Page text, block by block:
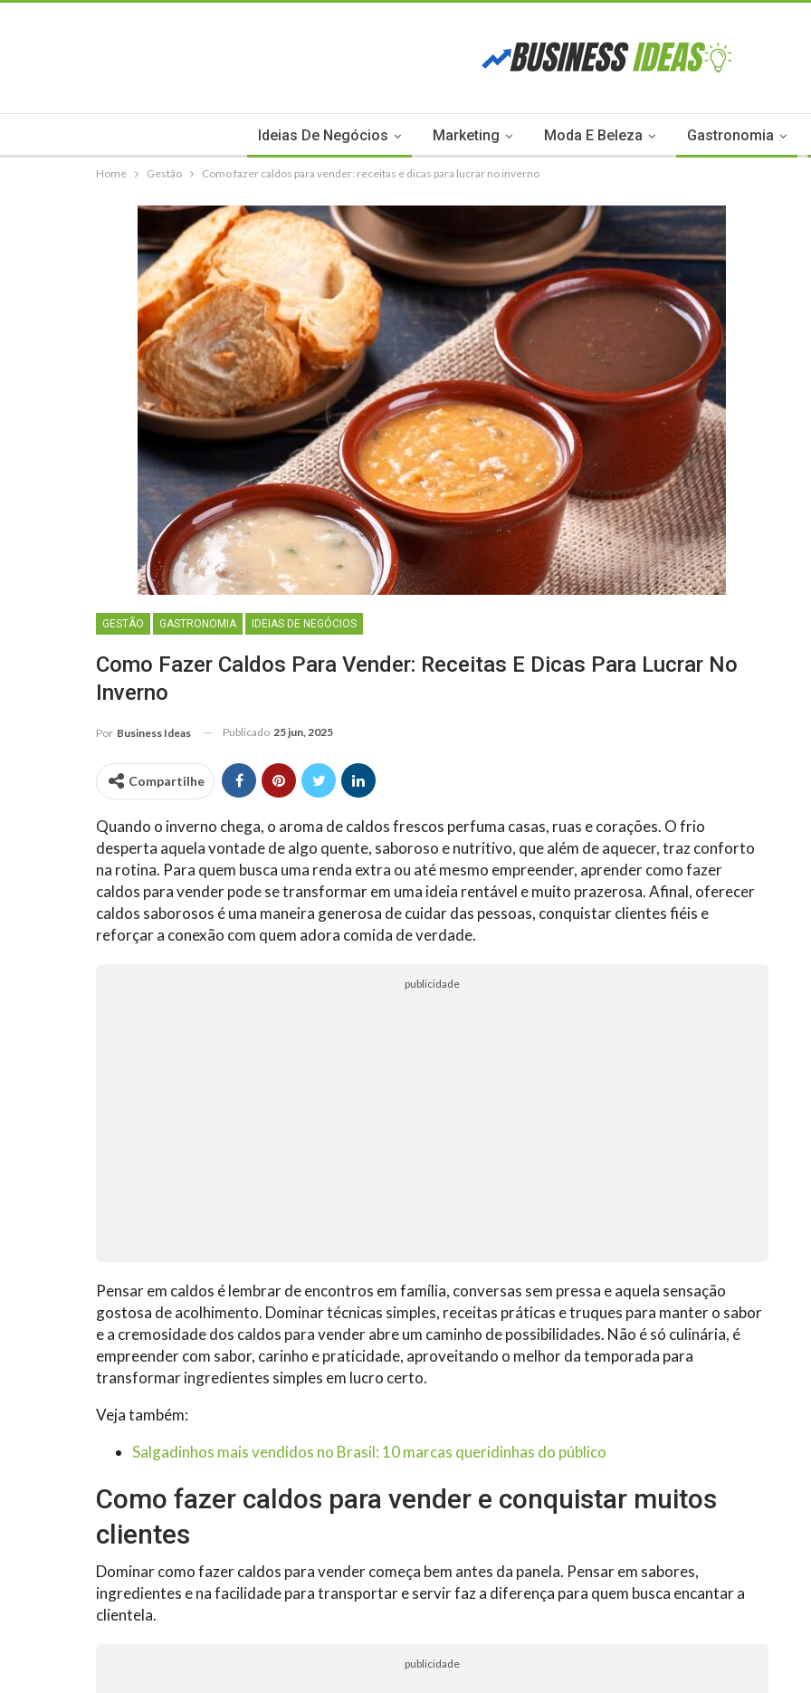
Ideias De Negócios Marketing Moda E Beleza Gastronomia
Home Gestão Como fazer caldos para vender: receitas e dicas para lucrar no inverno
GESTÃO GASTRONOMIA IDEIAS DE NEGÓCIOS
Como Fazer Caldos Para Vender: Receitas E Dicas Para Lucrar No
Inverno
Por Business Ideas Publicado 25 jun, 2025
Compartilhe
Quando o inverno chega, o aroma de caldos frescos perfuma casas, ruas e corações. O frio
desperta aquela vontade de algo quente, saboroso e nutritivo, que além de aquecer, traz conforto
na rotina. Para quem busca uma renda extra ou até mesmo empreender, aprender como fazer
caldos para vender pode se transformar em uma ideia rentável e muito prazerosa. Afinal, oferecer
caldos saborosos é uma maneira generosa de cuidar das pessoas, conquistar clientes fiéis e
reforçar a conexão com quem adora comida de verdade.
publicidade
Pensar em caldos é lembrar de encontros em família, conversas sem pressa e aquela sensação
gostosa de acolhimento. Dominar técnicas simples, receitas práticas e truques para manter o sabor
e a cremosidade dos caldos para vender abre um caminho de possibilidades. Não é só culinária, é
empreender com sabor, carinho e praticidade, aproveitando o melhor da temporada para
transformar ingredientes simples em lucro certo.
Veja também:
Salgadinhos mais vendidos no Brasil: 10 marcas queridinhas do público
Como fazer caldos para vender e conquistar muitos
clientes
Dominar como fazer caldos para vender começa bem antes da panela. Pensar em sabores,
ingredientes e na facilidade para transportar e servir faz a diferença para quem busca encantar a
clientela.
publicidade